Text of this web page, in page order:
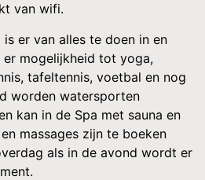
van wifi.
er van alles te doen in en
mogelijkheid tot yoga,
tafeltennis, voetbal en nog
worden watersporten
kan in de Spa met sauna en
massages zijn te boeken
als in de avond wordt er